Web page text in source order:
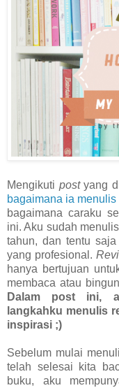
Mengikuti postyang
bagaimana ia menulis
bagaimana caraku
ini. Aku sudah menulis
tahun, dan tentu
yang profesional.
hanya bertujuan
membaca atau
Dalam post ini,
langkahku menulis
inspirasi ;)
Sebelum mulai
telah selesai kita
buku, aku